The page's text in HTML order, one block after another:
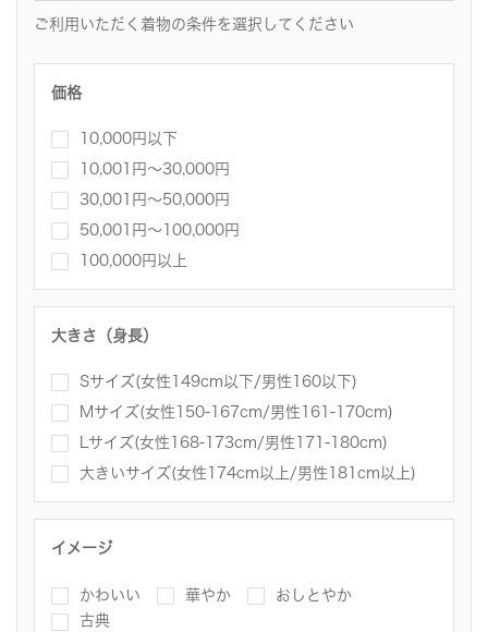
ご利用いただく着物の条件を選択してください
価格
10,000円以下
10,001円〜30,000円
30,001円～50,000円
50,001円～100,000円
100,000円以上
大きさ（身長）
Sサイズ(女性149cm以下/男性160以下)
Mサイズ(女性150-167cm/男性161-170cm)
Lサイズ(女性168-173cm/男性171-180cm)
大きいサイズ(女性174cm以上/男性181cm以上)
イメージ
かわいい 華やか
おしとやか
古典